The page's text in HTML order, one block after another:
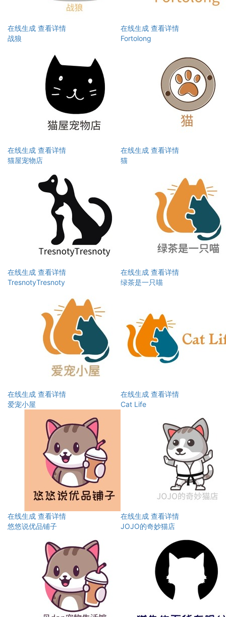
在线生成 查看详情
战狼
在线生成 查看详情
Fortolong
在线生成 查看详情
猫屋宠物店
在线生成 查看详情
猫
在线生成 查看详情
TresnotyTresnoty
在线生成 查看详情
绿茶是一只喵
在线生成 查看详情
爱宠小屋
在线生成 查看详情
Cat Life
在线生成 查看详情
悠悠说优品铺子
在线生成 查看详情
JOJO的奇妙猫店